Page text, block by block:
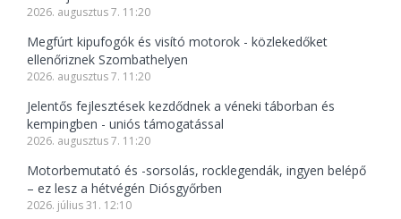
2026. augusztus 7. 11:20
Megfúrt kipufogók és visító motorok - közlekedőket
ellenőriznek Szombathelyen
2026. augusztus 7. 11:20
Jelentős fejlesztések kezdődnek a véneki táborban és
kempingben - uniós támogatással
2026. augusztus 7. 11:20
Motorbemutató és -sorsolás, rocklegendák, ingyen belépő
– ez lesz a hétvégén Diósgyőrben
2026. július 31. 12:10